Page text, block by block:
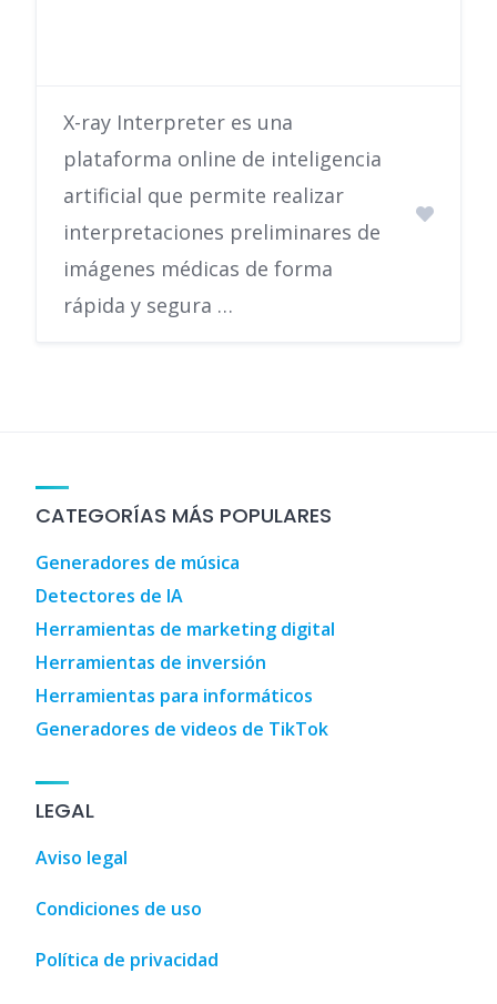
X-ray Interpreter es una
plataforma online de inteligencia
artificial que permite realizar
interpretaciones preliminares de
imágenes médicas de forma
rápida y segura …
CATEGORÍAS MÁS POPULARES
Generadores de música
Detectores de IA
Herramientas de marketing digital
Herramientas de inversión
Herramientas para informáticos
Generadores de videos de TikTok
LEGAL
Aviso legal
Condiciones de uso
Política de privacidad